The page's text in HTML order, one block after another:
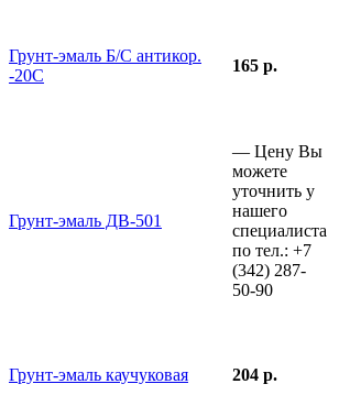
Грунт-эмаль Б/С антикор.
-20С
165 р.
Грунт-эмаль ДВ-501
— Цену Вы
можете
уточнить у
нашего
специалиста
по тел.: +7
(342) 287-
50-90
Грунт-эмаль каучуковая 204 р.